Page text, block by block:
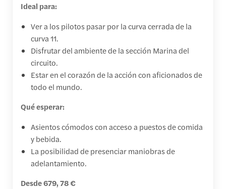
Ideal para:
Ver a los pilotos pasar por la curva cerrada de la
curva 11.
Disfrutar del ambiente de la sección Marina del
circuito.
Estar en el corazón de la acción con aficionados de
todo el mundo.
Qué esperar:
Asientos cómodos con acceso a puestos de comida
y bebida.
La posibilidad de presenciar maniobras de
adelantamiento.
Desde 679, 78 €